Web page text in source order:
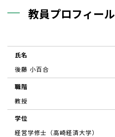
教員プロフィール
氏名
後藤 小百合
職階
教授
学位
経営学修士（高崎経済大学）